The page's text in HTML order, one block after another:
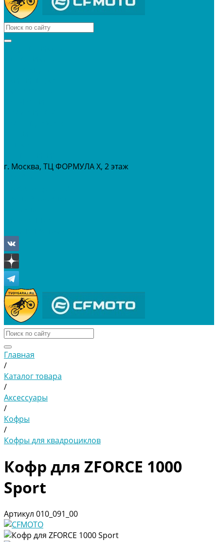
г. Москва, ТЦ ФОРМУЛА Х, 2 этаж
Главная
/
Каталог товара
/
Аксессуары
/
Кофры
/
Кофры для квадроциклов
Кофр для ZFORCE 1000
Sport
Артикул 010_091_00